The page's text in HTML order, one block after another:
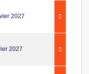
2027
2027